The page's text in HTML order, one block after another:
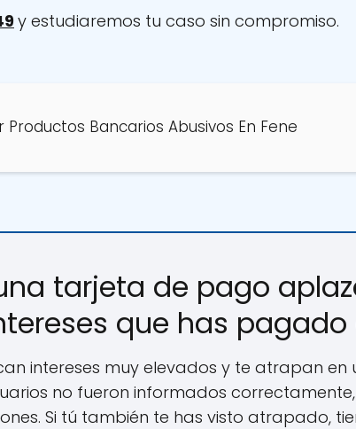
y estudiaremos tu caso sin compromiso.
Productos Bancarios Abusivos En Fene
tarjeta de pago
que has pagado
intereses muy elevados y te atrapan
no fueron informados
Si tú también te has visto atrapado,